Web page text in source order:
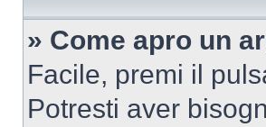
» Come apro un
Facile, premi il
Potresti aver